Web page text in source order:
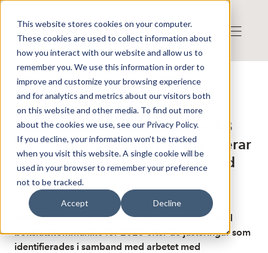
This website stores cookies on your computer.
These cookies are used to collect information about
how you interact with our website and allow us to
remember you. We use this information in order to
improve and customize your browsing experience
and for analytics and metrics about our visitors both
on this website and other media. To find out more
about the cookies we use, see our Privacy Policy.
If you decline, your information won’t be tracked
when you visit this website. A single cookie will be
used in your browser to remember your preference
not to be tracked.
Accept Decline
Publicerat: 2026-06-09 16:28:10
Detta är en nyhet från nyhetsbyrån FinwireDisclaimer
Finwire om Ramlösa shipping AB
(publ): Ramlösa Shipping korrigerar
rapporten för 2025 - justerar ned
resultatet
Ramlösa Shipping har offentliggjort en korrigerad
bokslutskommuniké för 2025 efter de justeringar som
identifierades i samband med arbetet med